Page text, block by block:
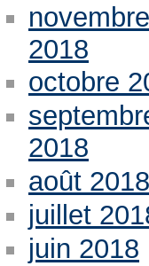
novembre
2018
octobre
2018
août 2018
juillet
juin 2018